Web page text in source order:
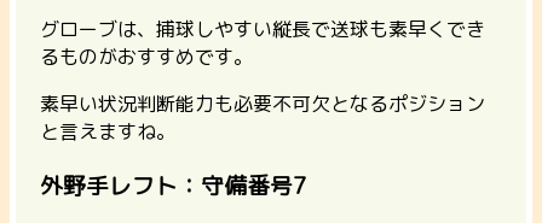
グローブは、捕球しやすい縦長で送球も素早くでき
るものがおすすめです。
素早い状況判断能力も必要不可欠となるポジション
と言えますね。
外野手レフト：守備番号7